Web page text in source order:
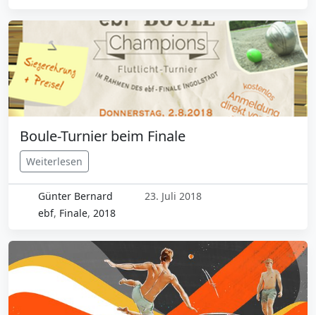
Boule-Turnier beim Finale
Weiterlesen
Günter Bernard
23. Juli 2018
ebf, Finale, 2018